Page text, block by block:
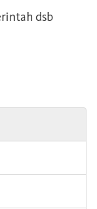
dsb